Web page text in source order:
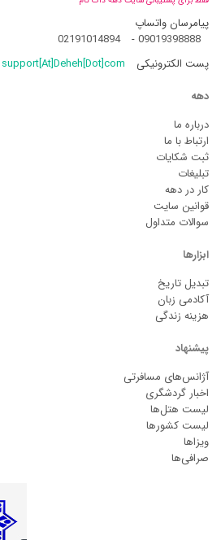
پیامرسان واتساپ
09019398888
-
02191014894
پست الکترونیکی
support[At]Deheh[Dot]com
دهه
درباره ما
ارتباط با ما
ثبت شکایات
تبلیغات
کار در دهه
قوانین سایت
سوالات متداول
ابزارها
تبدیل تاریخ
آکادمی زبان
هزینه زندگی
پیشنهاد
آژانس‌های مسافرتی
اخبار گردشگری
لیست هتل‌ها
لیست کشورها
ویزاها
صرافی‌ها